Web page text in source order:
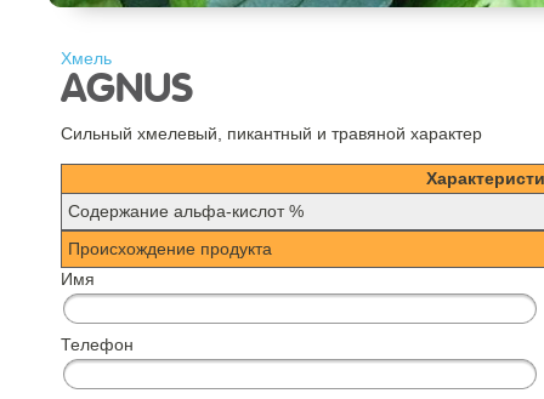
Хмель
AGNUS
Сильный хмелевый, пикантный и травяной характер
Содержание альфа-кислот %
Происхождение продукта
Имя
Телефон